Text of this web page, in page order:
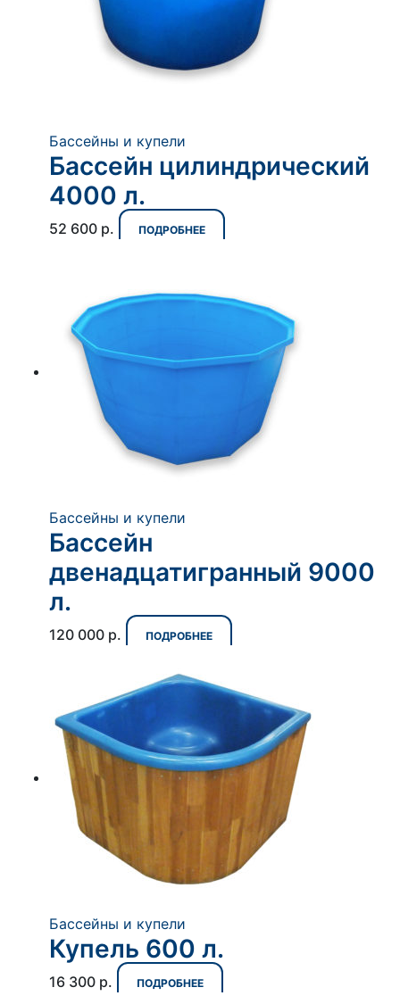
Бассейны и купели
Бассейн цилиндрический
4000 л.
52 600 р. ПОДРОБНЕЕ
Бассейны и купели
Бассейн
двенадцатигранный 9000
л.
120 000 р. ПОДРОБНЕЕ
Бассейны и купели
Купель 600 л.
16 300 р. ПОДРОБНЕЕ